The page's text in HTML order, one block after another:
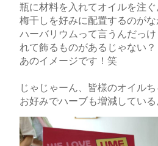
瓶に材料を入れてオイルを注
梅干しを好みに配置するのがな
ハーバリウムって言うんだっ
れて飾るものがあるじゃない？
あのイメージです！笑
じゃじゃーん、皆様のオイルち
お好みでハーブも増減している